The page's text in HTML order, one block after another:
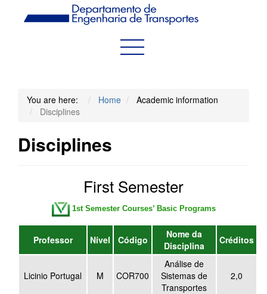
CONTEÚDO
You are here: Home
Academic information
Disciplines
Disciplines
First Semester
1st Semester Courses’ Basic Programs
Professor Nível Código
Nome da
Disciplina
Créditos
Licinio Portugal M COR700
Análise de
Sistemas de
Transportes
2,0